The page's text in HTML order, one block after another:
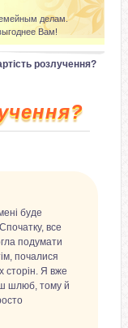
делам.
Вам!
розлучення?
буде
все
подумати
почалися
сторін. Я вже
шлюб, тому й